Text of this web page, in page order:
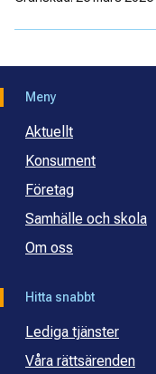
Meny
Aktuellt
Konsument
Företag
Samhälle och skola
Om oss
Hitta snabbt
Lediga tjänster
Våra rättsärenden